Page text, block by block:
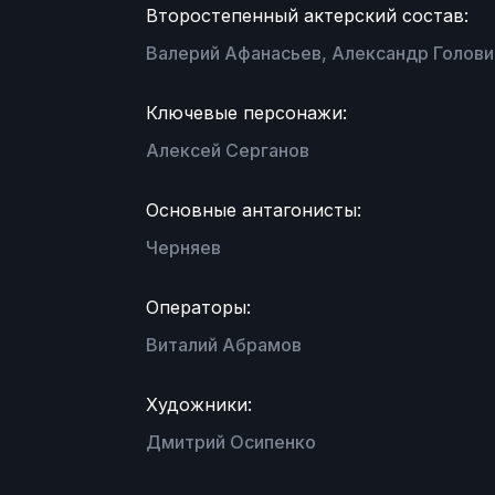
Второстепенный актерский состав:
Валерий Афанасьев, Александр
Ключевые персонажи:
Алексей Серганов
Основные антагонисты:
Черняев
Операторы:
Виталий Абрамов
Художники:
Дмитрий Осипенко